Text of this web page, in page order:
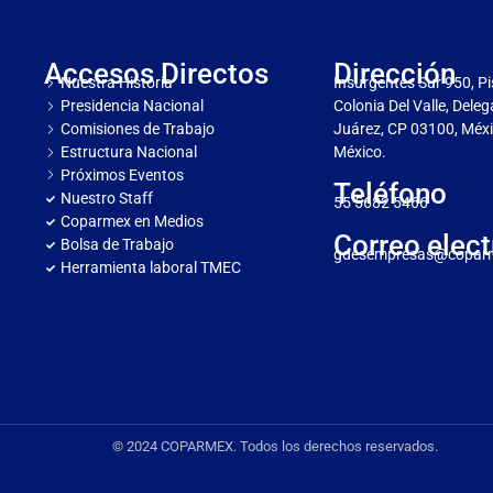
Accesos Directos
Nuestra Historia
Presidencia Nacional
Comisiones de Trabajo
Estructura Nacional
Próximos Eventos
Nuestro Staff
Coparmex en Medios
Bolsa de Trabajo
Herramienta laboral TMEC
Dirección
Insurgentes Sur 950,
Colonia Del Valle,
Juárez, CP 03100,
México.
Teléfono
55 5682 5466
Correo
© 2024 COPARMEX. Todos los derechos reservados.